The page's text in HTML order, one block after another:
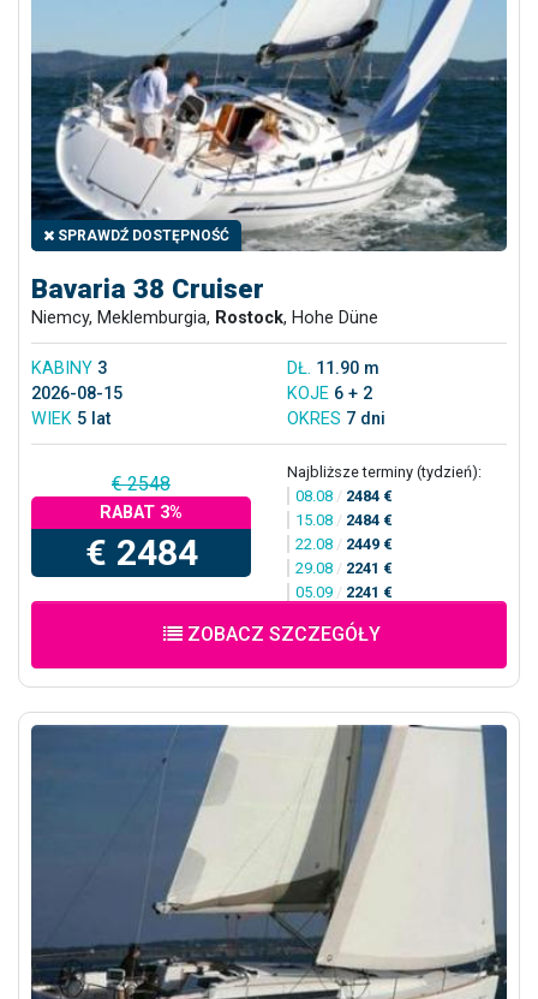
SPRAWDŹ DOSTĘPNOŚĆ
Bavaria 38 Cruiser
Niemcy, Meklemburgia, Rostock, Hohe Düne
KABINY 3 DŁ. 11.90 m
2026-08-15
KOJE 6 + 2
WIEK 5 lat OKRES 7 dni
€ 2548
RABAT 3%
€ 2484
Najbliższe terminy (tydzień):
08.08 / 2484 €
15.08 / 2484 €
22.08 / 2449 €
29.08 / 2241 €
05.09 / 2241 €
ZOBACZ SZCZEGÓŁY